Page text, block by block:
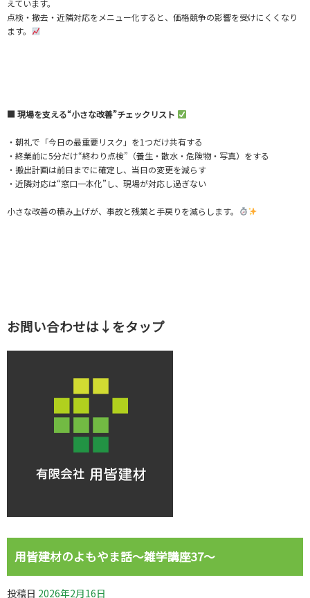
えています。
点検・撤去・近隣対応をメニュー化すると、価格競争の影響を受けにくくなり
ます。
■ 現場を支える“小さな改善”チェックリスト
・朝礼で「今日の最重要リスク」を1つだけ共有する
・終業前に5分だけ“終わり点検”（養生・散水・危険物・写真）をする
・搬出計画は前日までに確定し、当日の変更を減らす
・近隣対応は“窓口一本化”し、現場が対応し過ぎない
小さな改善の積み上げが、事故と残業と手戻りを減らします。
お問い合わせは↓をタップ
用皆建材のよもやま話～雑学講座37～
投稿日 2026年2月16日